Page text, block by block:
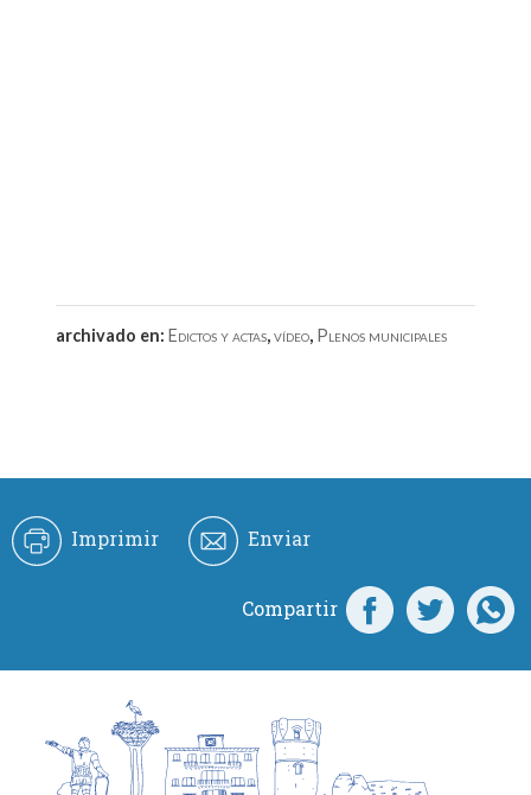
archivado en:Edictos y actas,vídeo, Plenos municipales
Imprimir Enviar
Compartir